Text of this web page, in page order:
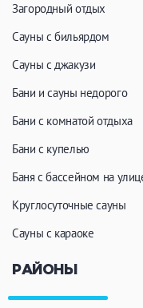
Загородный отдых
Сауны с бильярдом
Сауны с джакузи
Бани и сауны недорого
Бани с комнатой отдыха
Бани с купелью
Баня с бассейном на
Круглосуточные сауны
Сауны с караоке
РАЙОНЫ